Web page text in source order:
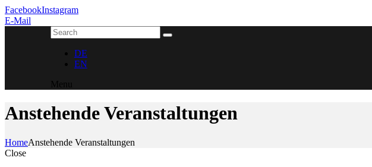
FacebookInstagram
E-Mail
DE
EN
Menu
Anstehende Veranstaltungen
HomeAnstehende Veranstaltungen
Close